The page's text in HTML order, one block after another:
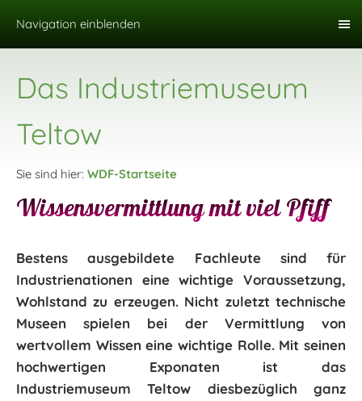
Navigation einblenden
Das Industriemuseum
Teltow
Sie sind hier: WDF-Startseite
Wissensvermittlung mit viel Pfiff
Bestens ausgebildete Fachleute sind für
Industrienationen eine wichtige Voraussetzung,
Wohlstand zu erzeugen. Nicht zuletzt technische
Museen spielen bei der Vermittlung von
wertvollem Wissen eine wichtige Rolle. Mit seinen
hochwertigen Exponaten ist das
Industriemuseum Teltow diesbezüglich ganz